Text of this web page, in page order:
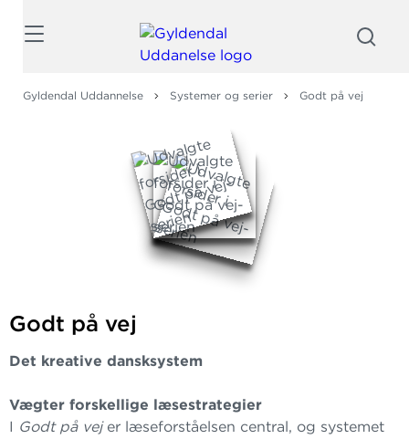
Gyldendal Uddannelse Systemer og serier Godt på vej
Godt på vej
Det kreative dansksystem
Vægter forskellige læsestrategier
I Godt på vejer læseforståelsen central, og systemet